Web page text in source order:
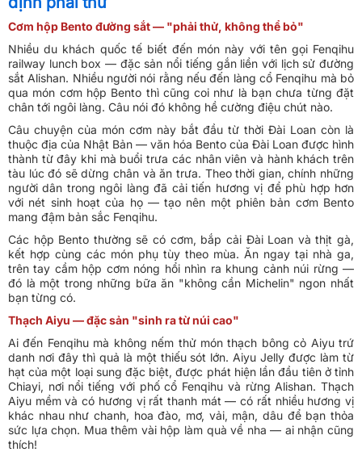
Cơm hộp Bento đường sắt — "phải thử, không thể bỏ"
Nhiều du khách quốc tế biết đến món này với tên gọi Fenqihu
railway lunch box — đặc sản nổi tiếng gắn liền với lịch sử đường
sắt Alishan. Nhiều người nói rằng nếu đến làng cổ Fenqihu mà bỏ
qua món cơm hộp Bento thì cũng coi như là bạn chưa từng đặt
chân tới ngôi làng. Câu nói đó không hề cường điệu chút nào.
Câu chuyện của món cơm này bắt đầu từ thời Đài Loan còn là
thuộc địa của Nhật Bản — văn hóa Bento của Đài Loan được hình
thành từ đây khi mà buổi trưa các nhân viên và hành khách trên
tàu lúc đó sẽ dừng chân và ăn trưa. Theo thời gian, chính những
người dân trong ngôi làng đã cải tiến hương vị để phù hợp hơn
với nét sinh hoạt của họ — tạo nên một phiên bản cơm Bento
mang đậm bản sắc Fenqihu.
Các hộp Bento thường sẽ có cơm, bắp cải Đài Loan và thịt gà,
kết hợp cùng các món phụ tùy theo mùa. Ăn ngay tại nhà ga,
trên tay cầm hộp cơm nóng hổi nhìn ra khung cảnh núi rừng —
đó là một trong những bữa ăn "không cần Michelin" ngon nhất
bạn từng có.
Thạch Aiyu — đặc sản "sinh ra từ núi cao"
Ai đến Fenqihu mà không nếm thử món thạch bông cỏ Aiyu trứ
danh nơi đây thì quả là một thiếu sót lớn. Aiyu Jelly được làm từ
hạt của một loại sung đặc biệt, được phát hiện lần đầu tiên ở tỉnh
Chiayi, nơi nổi tiếng với phố cổ Fenqihu và rừng Alishan. Thạch
Aiyu mềm và có hương vị rất thanh mát — có rất nhiều hương vị
khác nhau như chanh, hoa đào, mơ, vải, mận, dâu để bạn thỏa
sức lựa chọn. Mua thêm vài hộp làm quà về nha — ai nhận cũng
thích!